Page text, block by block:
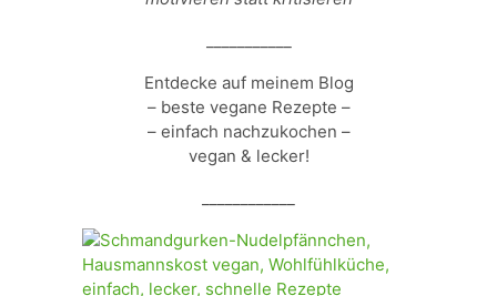
Entdecke auf meinem Blog
– beste vegane Rezepte –
– einfach nachzukochen –
vegan & lecker!